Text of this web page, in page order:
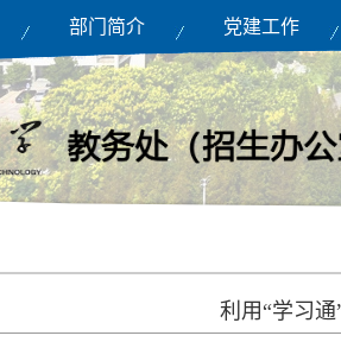
部门简介 党建工作
利用“学习